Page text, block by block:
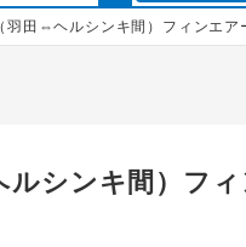
田⇔ヘルシンキ間）フィンエ
シンキ間）フィ